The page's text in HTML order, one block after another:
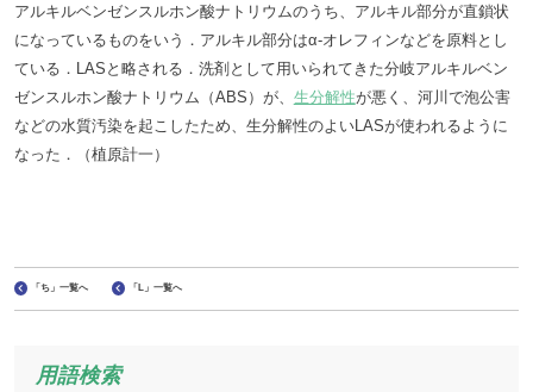
アルキルベンゼンスルホン酸ナトリウムのうち、アルキル部分が直鎖状
になっているものをいう．アルキル部分はα-オレフィンなどを原料とし
ている．LASと略される．洗剤として用いられてきた分岐アルキルベン
ゼンスルホン酸ナトリウム（ABS）が、 生分解性が悪く、河川で泡公害
などの水質汚染を起こしたため、生分解性のよいLASが使われるように
なった．（植原計一）
「ち」一覧へ 「L」一覧へ
用語検索